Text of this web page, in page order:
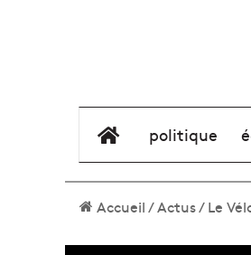
élément de
politique
Accueil/Actus/Le